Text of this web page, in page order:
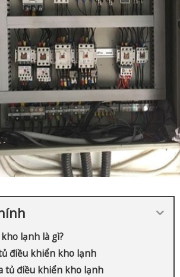
lạnh là gì?
điều khiển kho lạnh
tủ điều khiển kho lạnh